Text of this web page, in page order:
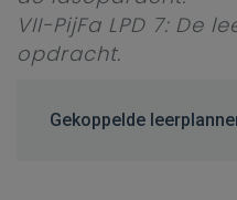
VII-PijFa LPD 7: De
opdracht.
Gekoppelde